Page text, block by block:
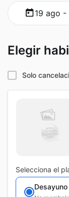
19 ago
Elegir
Solo
Selecciona el
Desayuno